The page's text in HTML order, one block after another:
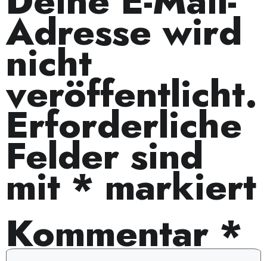
Adresse wird
nicht
veröffentlicht.
Erforderliche
Felder sind
mit*markiert
Kommentar*